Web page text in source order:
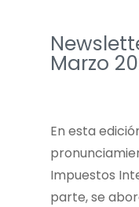
Marzo
En esta
Impuestos
parte, se